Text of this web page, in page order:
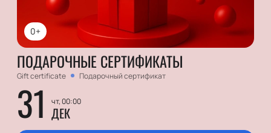
0+
ПОДАРОЧНЫЕ СЕРТИФИКАТЫ
Gift certificate Подарочный сертификат
31 чт, 00:00
ДЕК